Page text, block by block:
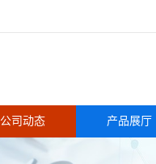
公司动态 产品展厅